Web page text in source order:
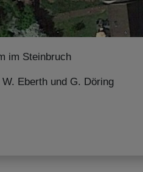
im Steinbruch
Eberth und G. Döring